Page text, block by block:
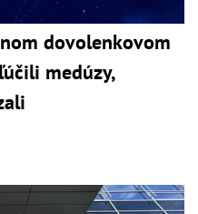
dovolenkovom
medúzy,